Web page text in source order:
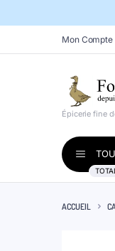
Mon Compte
Épicerie fine
ACCUEIL